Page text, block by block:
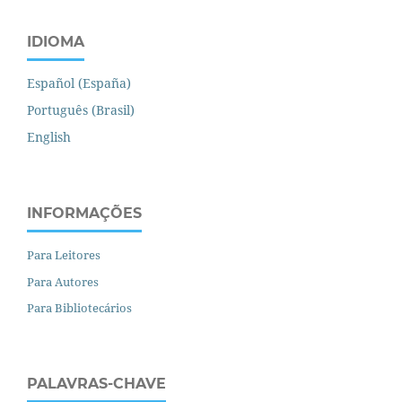
IDIOMA
Español (España)
Português (Brasil)
English
INFORMAÇÕES
Para Leitores
Para Autores
Para Bibliotecários
PALAVRAS-CHAVE